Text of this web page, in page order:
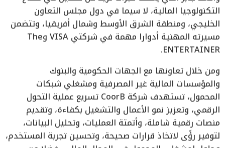
التكنولوجيا المالية، لا سيما في دول مجلس التعاون
الخليجي، ومنطقة الشرق الأوسط وشمال أفريقيا، وتتضمن
مسيرته المهنية أدوارا مهمة في شركتي VISA وThe
ENTERTAINER.
ومن خلال تعاونها مع الجهات الحكومية والبنوك
والمؤسسات المالية غير المصرفية ومشغلي شبكات
المحمول، تستهدف شركة CoorB تسريع عملية التحول
الرقمي، وتعزيز نمو الأعمال والتشغيل بكفاءة، وتقديم
منصات رقمية شاملة، وأتمتة العمليات، وتحليل البيانات،
لتوفير رؤًى لاتخاذ قرارات صحيحة، وتحسين تجربة المستخدم،